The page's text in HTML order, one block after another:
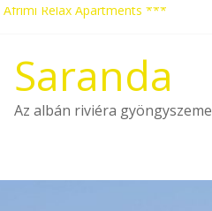
Afrimi Relax Apartments ***
Eladó apartmanok Sarandában
Hotel Pini ***
Aquamarine Apartments
Saranda
Az albán riviéra gyöngyszeme